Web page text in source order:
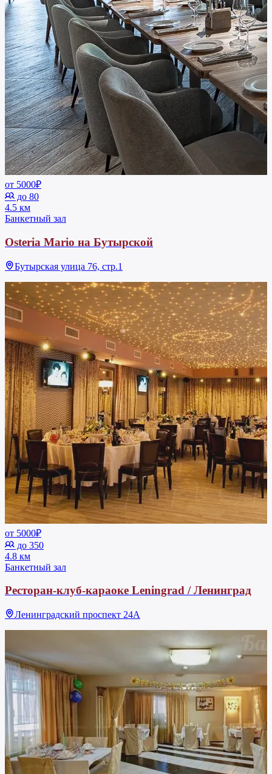
от 5000₽
до 80
4.5 км
Банкетный зал
Osteria Mario на Бутырской
Бутырская улица 76, стр.1
от 5000₽
до 350
4.8 км
Банкетный зал
Ресторан-клуб-караоке Leningrad / Ленинград
Ленинградский проспект 24А